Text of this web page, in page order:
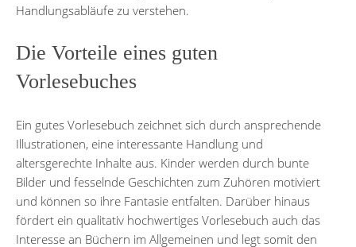
Handlungsabläufe zu verstehen.
Die Vorteile eines guten
Vorlesebuches
Ein gutes Vorlesebuch zeichnet sich durch ansprechende
Illustrationen, eine interessante Handlung und
altersgerechte Inhalte aus. Kinder werden durch bunte
Bilder und fesselnde Geschichten zum Zuhören motiviert
und können so ihre Fantasie entfalten. Darüber hinaus
fördert ein qualitativ hochwertiges Vorlesebuch auch das
Interesse an Büchern im Allgemeinen und legt somit den